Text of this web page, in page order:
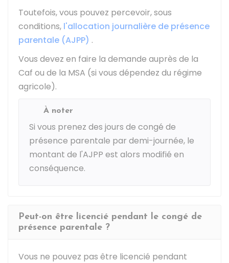
Toutefois, vous pouvez percevoir, sous
conditions, l'allocation journalière de présence
parentale (AJPP) .
Vous devez en faire la demande auprès de la
Caf ou de la MSA (si vous dépendez du régime
agricole).
À noter
Si vous prenez des jours de congé de
présence parentale par demi-journée, le
montant de l'AJPP est alors modifié en
conséquence.
Peut-on être licencié pendant le congé de
présence parentale ?
Vous ne pouvez pas être licencié pendant